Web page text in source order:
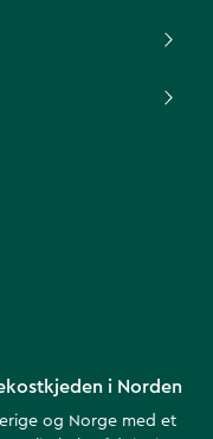
i Norden
og Norge med et